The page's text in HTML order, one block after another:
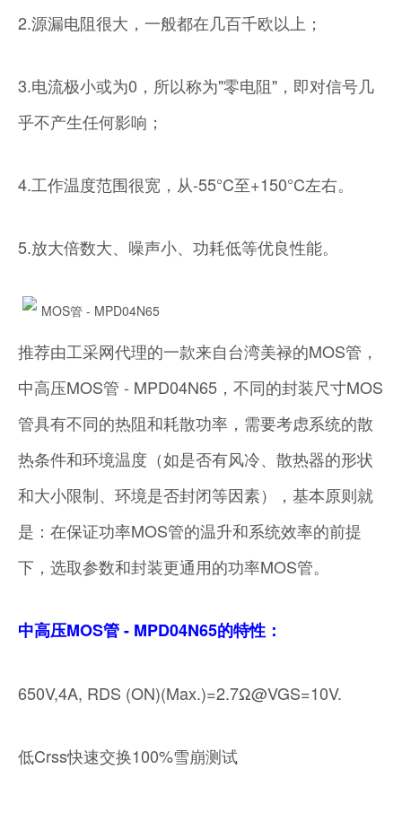
2.源漏电阻很大，一般都在几百千欧以上；
3.电流极小或为0，所以称为"零电阻"，即对信号几
乎不产生任何影响；
4.工作温度范围很宽，从-55°C至+150°C左右。
5.放大倍数大、噪声小、功耗低等优良性能。
MOS管 - MPD04N65
推荐由工采网代理的一款来自台湾美禄的MOS管，
中高压MOS管 - MPD04N65，不同的封装尺寸MOS
管具有不同的热阻和耗散功率，需要考虑系统的散
热条件和环境温度（如是否有风冷、散热器的形状
和大小限制、环境是否封闭等因素），基本原则就
是：在保证功率MOS管的温升和系统效率的前提
下，选取参数和封装更通用的功率MOS管。
中高压MOS管 - MPD04N65的特性：
650V,4A, RDS (ON)(Max.)=2.7Ω@VGS=10V.
低Crss快速交换100%雪崩测试